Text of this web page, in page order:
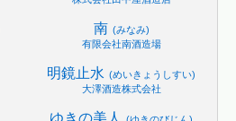
南 (みなみ)
有限会社南酒造場
明鏡止水 (めいきょうしすい)
大澤酒造株式会社
ゆきの美人